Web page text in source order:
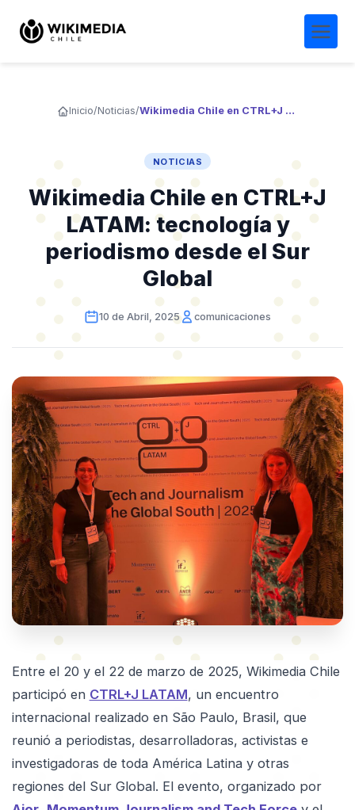
Inicio/Noticias/ Wikimedia Chile en CTRL+J LATAM: tecnología y periodismo desde el Sur Global
NOTICIAS
Wikimedia Chile en CTRL+J
LATAM: tecnología y
periodismo desde el Sur
Global
10 de Abril, 2025 comunicaciones
Entre el 20 y el 22 de marzo de 2025, Wikimedia Chile
participó en CTRL+J LATAM, un encuentro
internacional realizado en São Paulo, Brasil, que
reunió a periodistas, desarrolladoras, activistas e
investigadoras de toda América Latina y otras
regiones del Sur Global. El evento, organizado por